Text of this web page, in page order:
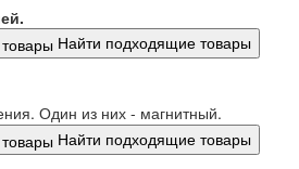
Пиано
Пиано Смарт 2.0
Платинум
Сильвер
Сияна
Найти подходящие товары
Один из них - магнитный.
Найти подходящие товары